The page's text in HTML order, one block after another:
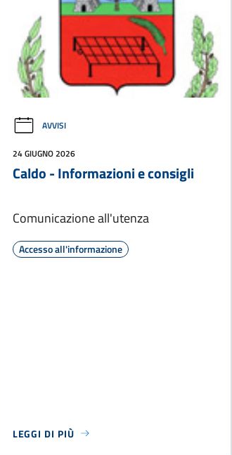
AVVISI
24 GIUGNO 2026
Caldo - Informazioni e consigli
Comunicazione all'utenza
Accesso all'informazione
LEGGI DI PIÙ